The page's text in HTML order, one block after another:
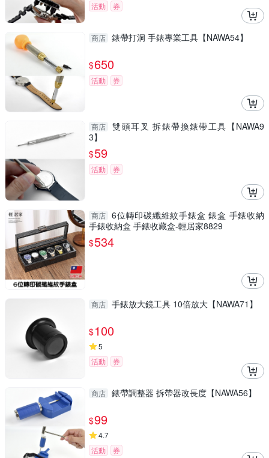
活動
券
商店 錶帶打洞 手錶專業工具【NAWA54】
$650
活動 券
商店
雙頭耳叉 拆錶帶換錶帶工具【NAWA9
3】
$59
活動 券
商店 6位轉印碳纖維紋手錶盒 錶盒 手錶收納
手錶收納盒 手錶收藏盒-輕居家8829
$534
商店 手錶放大鏡工具 10倍放大【NAWA71】
$100
5
活動
券
商店 錶帶調整器 拆帶器改長度【NAWA56】
$99
4.7
活動
券